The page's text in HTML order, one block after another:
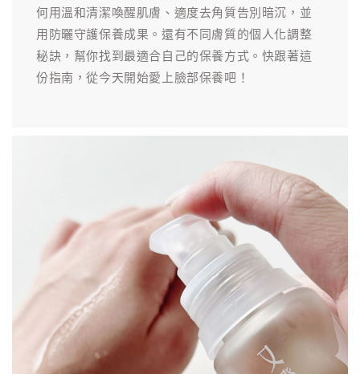
何用溫和清潔喚醒肌膚、適度去角質告別暗沉，並
用防曬守護保養成果。還有不同膚質的個人化調整
秘訣，幫你找到最適合自己的保養方式。快跟著這
份指南，從今天開始愛上臉部保養吧！